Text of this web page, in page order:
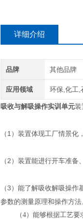
详细介绍
品牌 其他品牌
应用领域 环保,化工,
吸收与解吸操作实训单元装
（1）装置体现工厂情景
（2）装置能进行开车准
（3）能了解吸收解吸操
参数的测量原理和操作方法
（4）能够根据工艺